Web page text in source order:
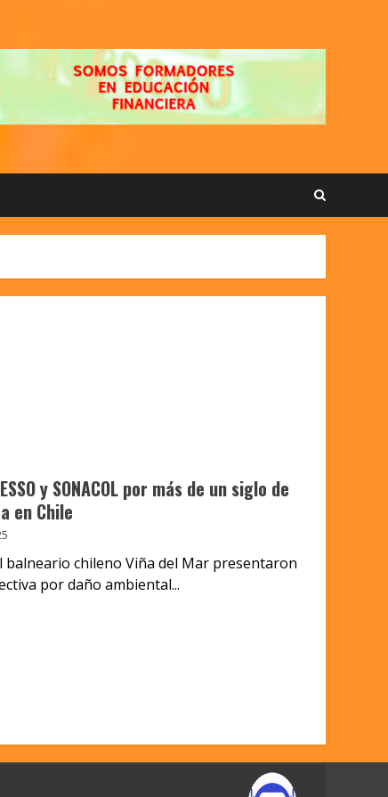
y SONACOL por más de un siglo de
en Chile
balneario chileno Viña del Mar presentaron
por daño ambiental...